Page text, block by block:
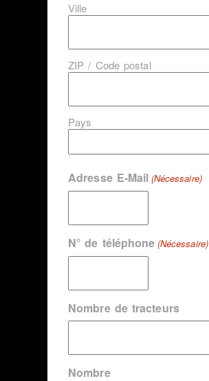
Ville
ZIP / Code postal
Pays
Adresse E-Mail (Nécessaire)
N° de téléphone (Nécessaire)
Nombre de tracteurs
Nombre